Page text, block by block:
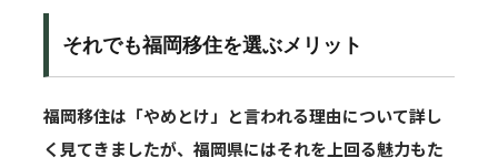
それでも福岡移住を選ぶメリット
福岡移住は「やめとけ」と言われる理由について詳し
く見てきましたが、福岡県にはそれを上回る魅力もた